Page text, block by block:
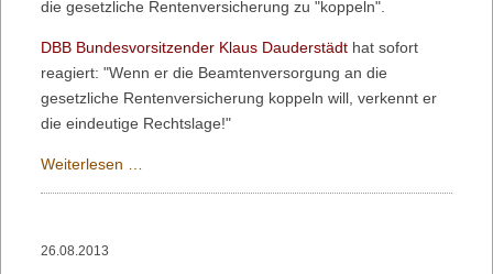
die gesetzliche Rentenversicherung zu "koppeln".
DBB Bundesvorsitzender Klaus Dauderstädt hat sofort
reagiert: "Wenn er die Beamtenversorgung an die
gesetzliche Rentenversicherung koppeln will, verkennt er
die eindeutige Rechtslage!"
Weiterlesen …
26.08.2013